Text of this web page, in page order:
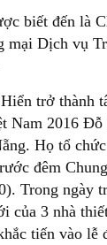
biết đến là
mại Dịch vụ
trở thành
Nam 2016
Họ tổ
đêm
Trong ngày
của 3 nhà
tiến vào lễ